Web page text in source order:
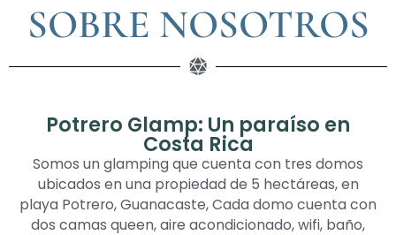
SOBRE NOSOTROS
Potrero Glamp: Un paraíso en
Costa Rica
Somos un glamping que cuenta con tres domos
ubicados en una propiedad de 5 hectáreas, en
playa Potrero, Guanacaste, Cada domo cuenta con
dos camas queen, aire acondicionado, wifi, baño,